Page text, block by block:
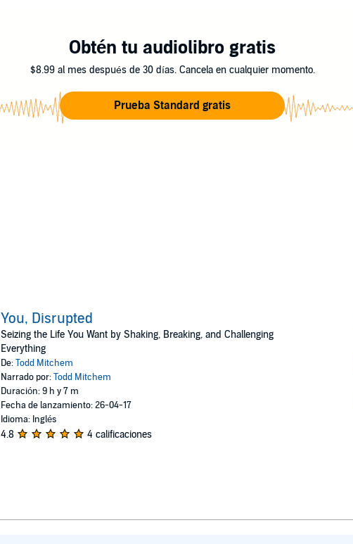
Obtén tu audiolibro gratis
$8.99 al mes después de 30 días. Cancela en cualquier momento.
Prueba Standard gratis
You, Disrupted
Seizing the Life You Want by Shaking, Breaking, and Challenging
Everything
De:Todd Mitchem
Narrado por:Todd Mitchem
Duración: 9 h y 7 m
Fecha de lanzamiento: 26-04-17
Idioma: Inglés
4.8 4 calificaciones